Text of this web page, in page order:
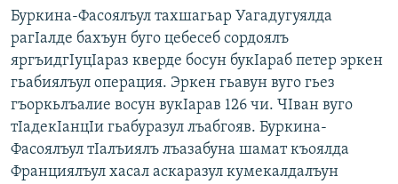
СИБИРЬ.РЕАЛИИ
РАСПИСАНИЕ ВЕЩАНИЯ
ПОДПИШИТЕСЬ НА РАССЫЛКУ
СОЦИАЛЬНЫЕ СЕТИ
Буркина-Фасоялъул тахшагьар Уагадугуялда
рагIалде бахъун буго цебесеб сордоялъ
яргъидгIуцIараз кверде босун букIараб петер эркен
гьaбиялъул операция. Эркен гьавун вуго гьез
гъоркьлъалие восун вукIарав 126 чи. ЧIван вуго
тIадекIанцIи гьабуразул лъабгояв. Буркина-
Фасоялъул тIалъиялъ лъазабуна шамат къоялда
Франциялъул хасал аскаразул кумекалдалъун